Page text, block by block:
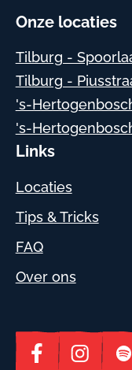
Onze locaties
Tilburg -
Tilburg -
's-
's-
Links
Locaties
Tips & Tricks
FAQ
Over ons